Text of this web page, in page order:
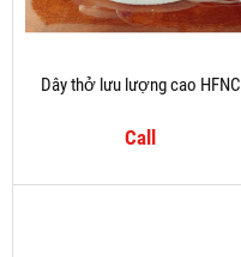
Dây thở lưu lượng cao HFNC
Call